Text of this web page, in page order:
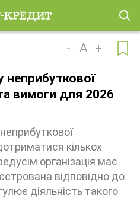
- A +
неприбуткової
вимоги для 2026
кількох
організація має
відповідно до
діяльність такого